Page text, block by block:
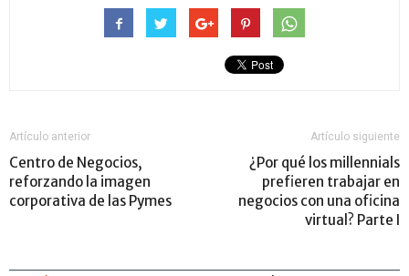
Artículo anterior
Centro de Negocios,
reforzando la imagen
corporativa de las Pymes
Artículo siguiente
¿Por qué los millennials
prefieren trabajar en
negocios con una oficina
virtual? Parte I